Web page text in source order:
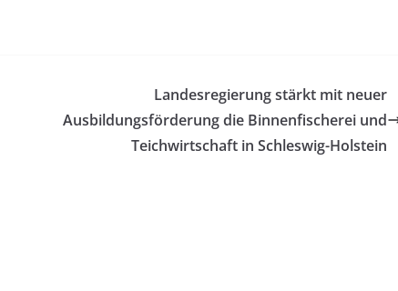
Landesregierung stärkt mit neuer
Ausbildungsförderung die Binnenfischerei und
Teichwirtschaft in Schleswig-Holstein